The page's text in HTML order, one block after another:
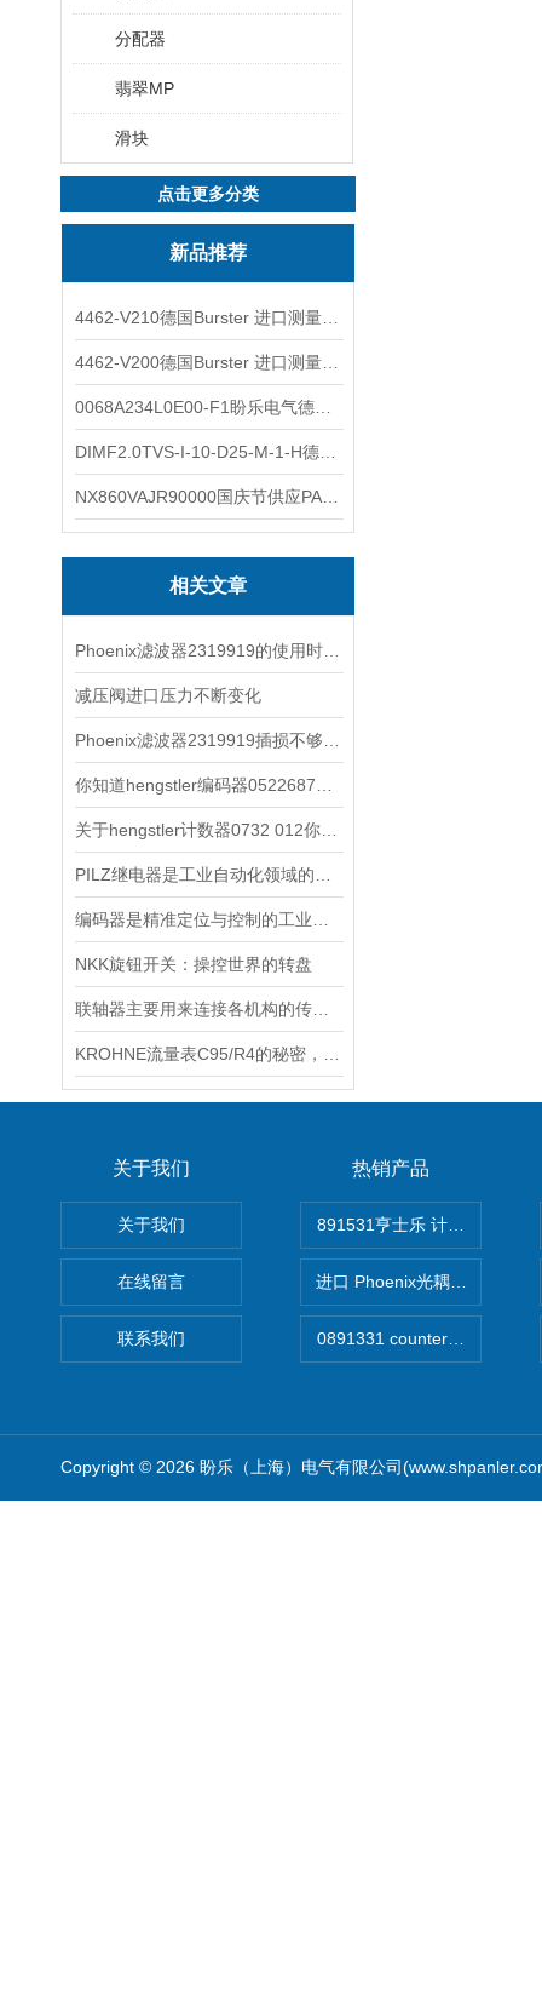
分配器
翡翠MP
滑块
点击更多分类
新品推荐
相关文章
减压阀进口压力不断变化
NKK旋钮开关：操控世界的转盘
关于我们
关于我们
在线留言
联系我们
热销产品
891531亨士乐 计时器
进口 Phoenix光耦开关
Copyright © 2026 盼乐（上海）电气有限公司